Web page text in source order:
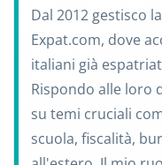
Dal 2012 gestisco
Expat.com, dove
italiani già
Rispondo alle loro
su temi cruciali
scuola, fiscalità,